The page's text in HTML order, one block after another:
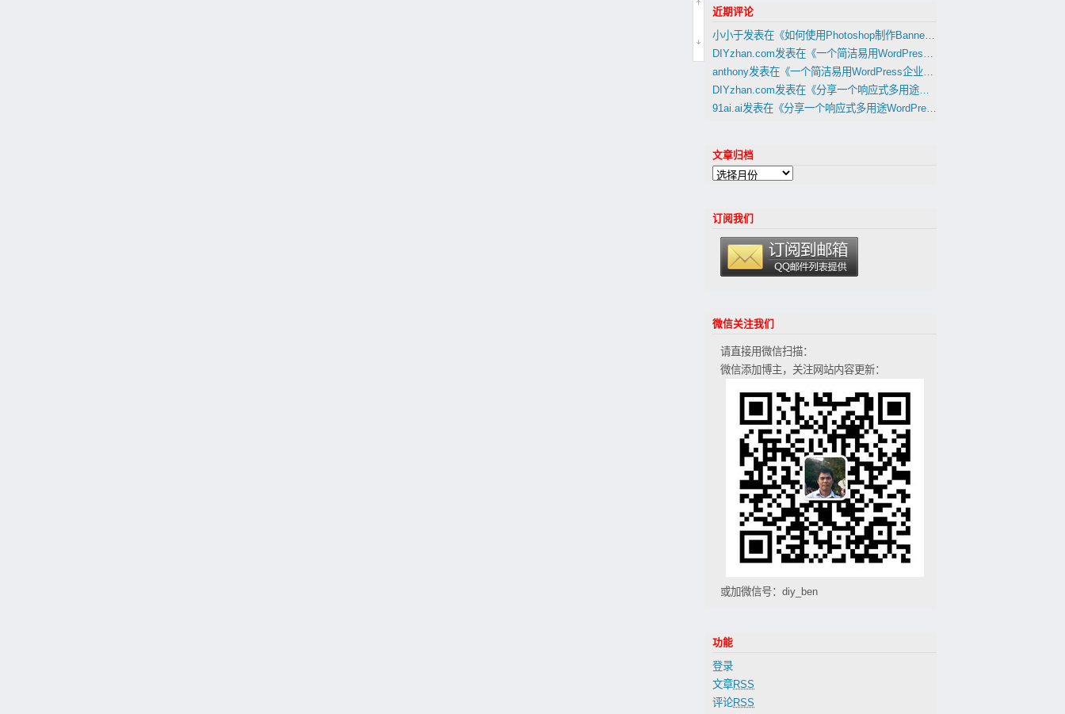
近期评论
小小于发表在《如何使用Photoshop制作Banner，Slider幻灯片图片
DIYzhan.com发表在《一个简洁易用WordPress企业网站主题1天建外贸B2B网站教程(置顶)
anthony发表在《一个简洁易用WordPress企业网站主题1天建外贸B2B网站教程(置顶)
DIYzhan.com发表在《分享一个响应式多用途WordPress外贸建站主題(适合外贸B2C网站,B2B网站)
91ai.ai发表在《分享一个响应式多用途WordPress外贸建站主題(适合外贸B2C网站,B2B网站)
文章归档
订阅我们
微信关注我们
请直接用微信扫描：
微信添加博主，关注网站内容更新：
或加微信号：diy_ben
功能
登录
文章RSS
评论RSS